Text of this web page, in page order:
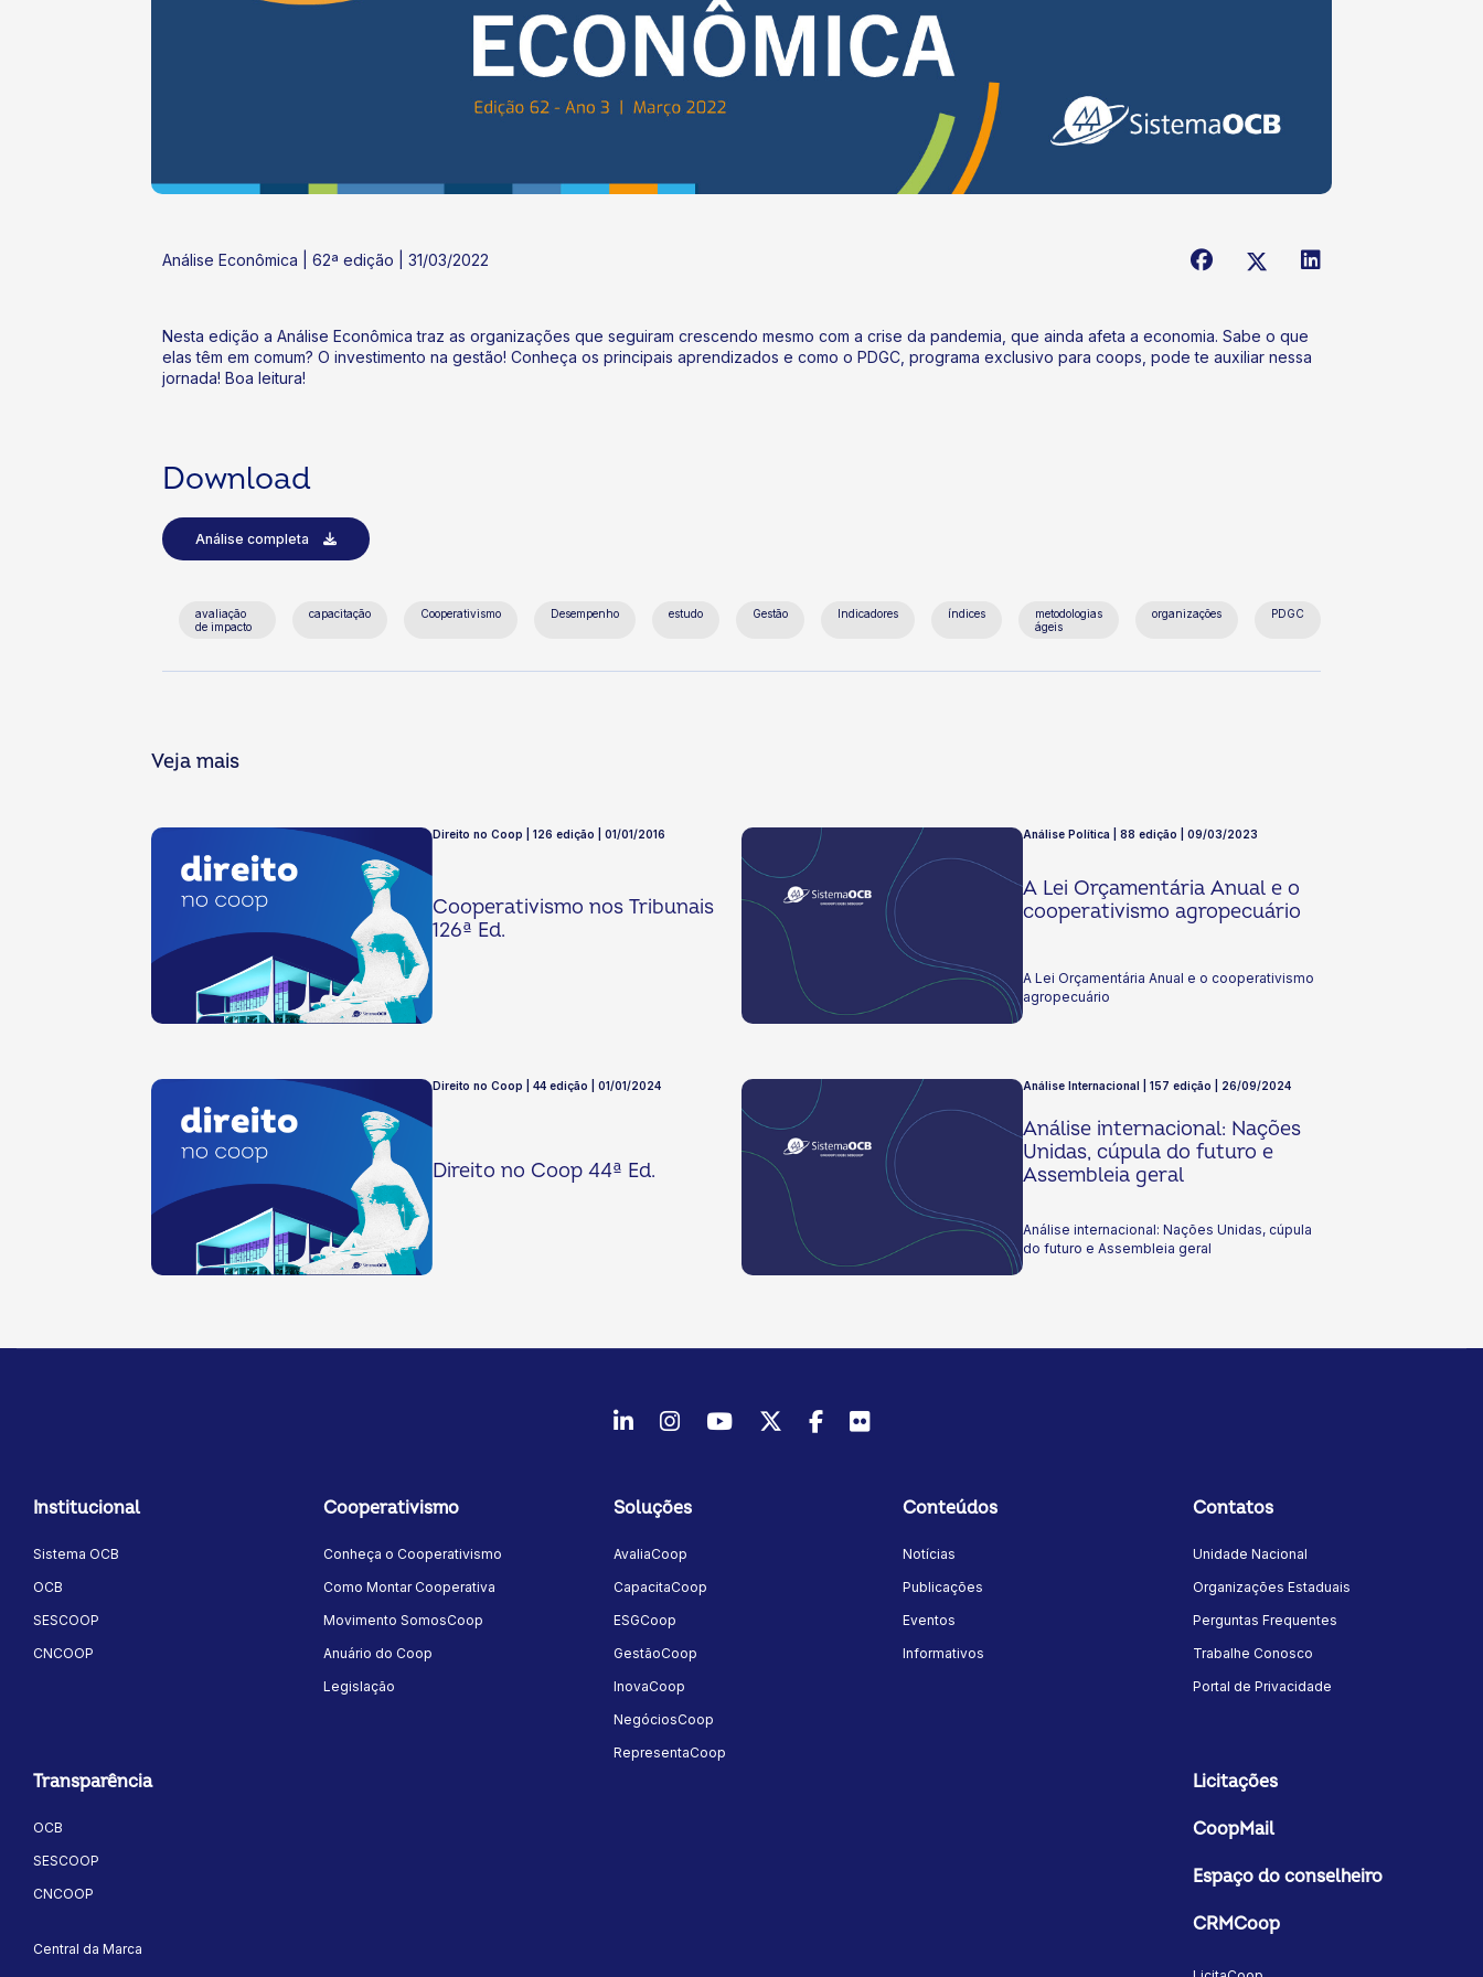
Análise Econômica | 62ª edição | 31/03/2022
Nesta edição a Análise Econômica traz as organizações que seguiram crescendo mesmo com a crise da pandemia, que ainda afeta a economia. Sabe o que
elas têm em comum? O investimento na gestão! Conheça os principais aprendizados e como o PDGC, programa exclusivo para coops, pode te auxiliar nessa
jornada! Boa leitura!
Download
Análise completa
avaliação
de impacto
capacitação Cooperativismo Desempenho estudo Gestão Indicadores índices
metodologias
ágeis
organizações PDGC
Veja mais
Direito no Coop | 126 edição | 01/01/2016
Cooperativismo nos Tribunais
126ª Ed.
Análise Política | 88 edição | 09/03/2023
A Lei Orçamentária Anual e o
cooperativismo agropecuário
A Lei Orçamentária Anual e o cooperativismo
agropecuário
Direito no Coop | 44 edição | 01/01/2024
Direito no Coop 44ª Ed.
Análise Internacional | 157 edição | 26/09/2024
Análise internacional: Nações
Unidas, cúpula do futuro e
Assembleia geral
Análise internacional: Nações Unidas, cúpula
do futuro e Assembleia geral
LinkedInInstagram
YoutubeTwitter/X
Facebook
Flickr
Institucional
Sistema OCB
OCB
SESCOOP
CNCOOP
Cooperativismo
Conheça o Cooperativismo
Como Montar Cooperativa
Movimento SomosCoop
Anuário do Coop
Legislação
Soluções
AvaliaCoop
CapacitaCoop
ESGCoop
GestãoCoop
InovaCoop
NegóciosCoop
RepresentaCoop
Conteúdos
Notícias
Publicações
Eventos
Informativos
Contatos
Unidade Nacional
Organizações Estaduais
Perguntas Frequentes
Trabalhe Conosco
Portal de Privacidade
Transparência
OCB
SESCOOP
CNCOOP
Central da Marca
Licitações
CoopMail
Espaço do conselheiro
CRMCoop